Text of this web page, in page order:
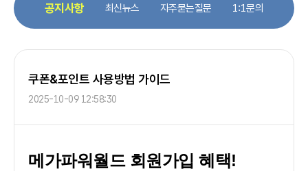
공지사항 최신뉴스 자주묻는질문 1:1문의
쿠폰&포인트 사용방법 가이드
2025-10-09 12:58:30
메가파워월드 회원가입 혜택!